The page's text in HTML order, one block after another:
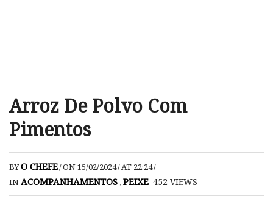
Arroz De Polvo Com
Pimentos
BYO CHEFE/ON 15/02/2024/AT 22:24/
INACOMPANHAMENTOS, PEIXE 452 VIEWS